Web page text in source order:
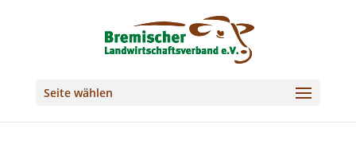
Seite wählen